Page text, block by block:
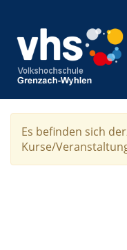
Es befinden sich
Kurse/